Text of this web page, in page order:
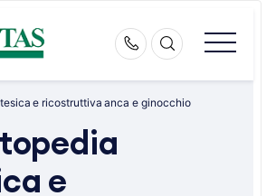
e ricostruttiva anca e ginocchio
e